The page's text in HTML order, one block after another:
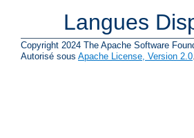
Langues
Copyright 2024 The Apache Software
Autorisé sous Apache License, Version 2.0.